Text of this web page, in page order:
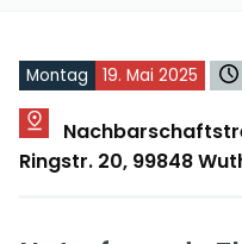
Montag 19. Mai 2025
Ringstr. 20, 99848